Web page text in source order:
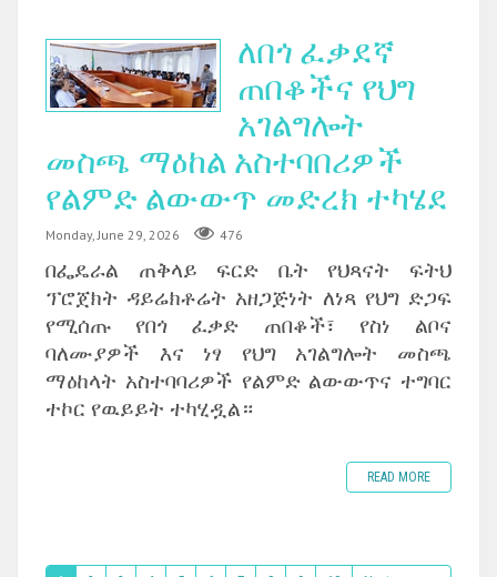
ለበጎ ፈቃደኛ
ጠበቆችና የህግ
አገልግሎት
መስጫ ማዕከል አስተባበሪዎች
የልምድ ልውውጥ መድረክ ተካሄደ
Monday, June 29, 2026 476
በፌዴራል ጠቅላይ ፍርድ ቤት የህጻናት ፍትህ
ፕሮጀክት ዳይሬክቶሬት አዘጋጅነት ለነጻ የህግ ድጋፍ
የሚሰጡ የበጎ ፈቃድ ጠበቆች፣ የስነ ልቦና
ባለሙያዎች እና ነፃ የህግ አገልግሎት መስጫ
ማዕከላት አስተባባሪዎች የልምድ ልውውጥና ተግባር
ተኮር የዉይይት ተካሂዷል።
READ MORE